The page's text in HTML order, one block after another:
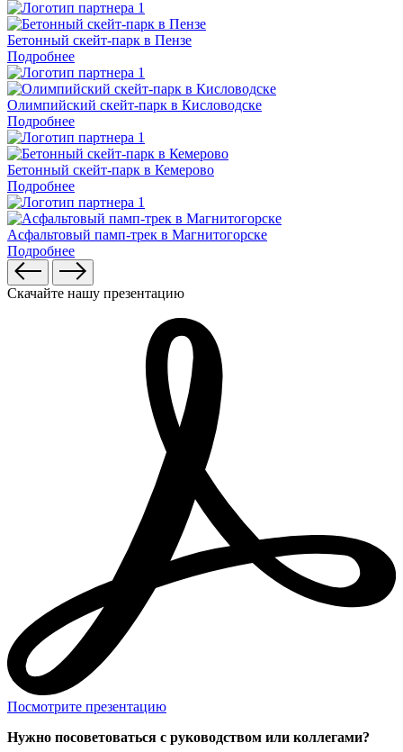
Бетонный скейт-парк в Пензе
Подробнее
Олимпийский скейт-парк в Кисловодске
Подробнее
Бетонный скейт-парк в Кемерово
Подробнее
Асфальтовый памп-трек в Магнитогорске
Подробнее
Скачайте нашу презентацию
Посмотрите презентацию
Нужно посоветоваться с руководством или коллегами?